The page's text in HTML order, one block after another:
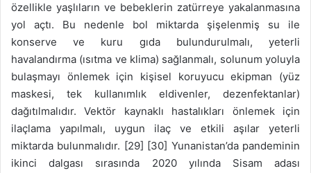
özellikle yaşlıların ve bebeklerin zatürreye yakalanmasına
yol açtı. Bu nedenle bol miktarda şişelenmiş su ile
konserve ve kuru gıda bulundurulmalı, yeterli
havalandırma (ısıtma ve klima) sağlanmalı, solunum yoluyla
bulaşmayı önlemek için kişisel koruyucu ekipman (yüz
maskesi, tek kullanımlık eldivenler, dezenfektanlar)
dağıtılmalıdır. Vektör kaynaklı hastalıkları önlemek için
ilaçlama yapılmalı, uygun ilaç ve etkili aşılar yeterli
miktarda bulunmalıdır. [29] [30] Yunanistan’da pandeminin
ikinci dalgası sırasında 2020 yılında Sisam adası